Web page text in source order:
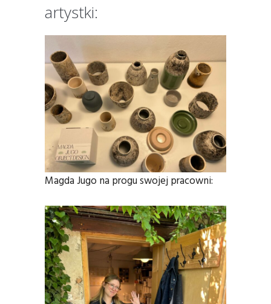
artystki:
Magda Jugo na progu swojej pracowni: